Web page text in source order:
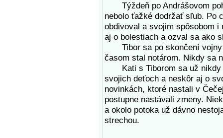
Týždeň po Andrášovom
nebolo ťažké dodržať sľub. Po
obdivoval a svojim spôsobom i
aj o bolestiach a ozval sa ako
Tibor sa po skončení vojny
časom stal notárom. Nikdy sa
Kati s Tiborom sa už nikdy
svojich deťoch a neskôr aj o
novinkách, ktoré nastali v
postupne nastávali zmeny.
a okolo potoka už dávno
strechou.